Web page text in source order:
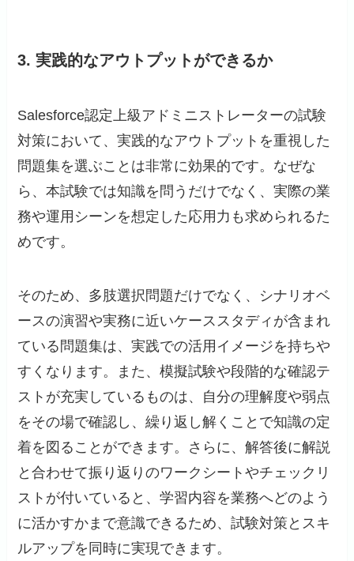
3. 実践的なアウトプットができるか
Salesforce認定上級アドミニストレーターの試験
対策において、実践的なアウトプットを重視した
問題集を選ぶことは非常に効果的です。なぜな
ら、本試験では知識を問うだけでなく、実際の業
務や運用シーンを想定した応用力も求められるた
めです。
そのため、多肢選択問題だけでなく、シナリオベ
ースの演習や実務に近いケーススタディが含まれ
ている問題集は、実践での活用イメージを持ちや
すくなります。また、模擬試験や段階的な確認テ
ストが充実しているものは、自分の理解度や弱点
をその場で確認し、繰り返し解くことで知識の定
着を図ることができます。さらに、解答後に解説
と合わせて振り返りのワークシートやチェックリ
ストが付いていると、学習内容を業務へどのよう
に活かすかまで意識できるため、試験対策とスキ
ルアップを同時に実現できます。